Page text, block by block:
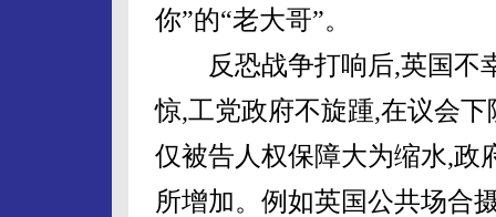
你”的“老大哥”。
反恐战争打响后,英国不
惊,工党政府不旋踵,在议会
仅被告人权保障大为缩水,政
所增加。例如英国公共场合